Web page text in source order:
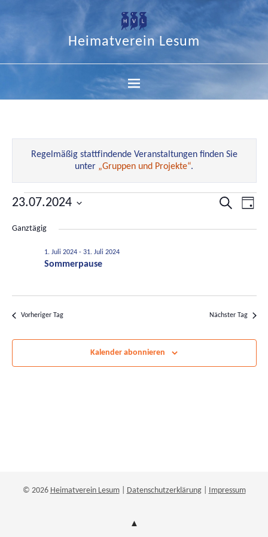
Heimatverein Lesum
Regelmäßig stattfindende Veranstaltungen finden Sie
unter „Gruppen und Projekte“.
Suche
Tag
23.07.2024
wählen.
Ganztägig
Sommerpause
1. Juli 2024- 31. Juli 2024
Vorheriger Tag Nächster Tag
Kalender abonnieren
© 2026 Heimatverein Lesum| Datenschutzerklärung| Impressum